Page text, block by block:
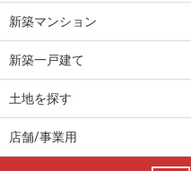
新築マンション
新築一戸建て
土地を探す
店舗/事業用